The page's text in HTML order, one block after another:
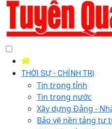
THỜI SỰ - CHÍNH TRỊ
Tin trong tỉnh
Tin trong nước
Xây dựng Đảng -
Bảo vệ nền tảng tư